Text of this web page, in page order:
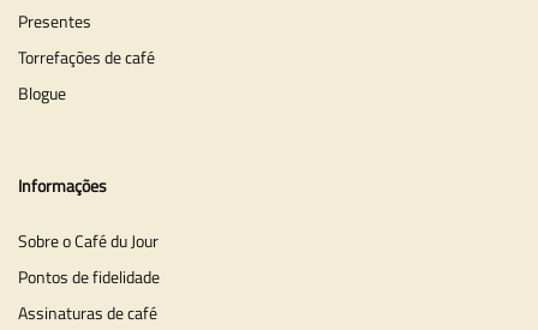
Presentes
Torrefações de café
Blogue
Informações
Sobre o Café du Jour
Pontos de fidelidade
Assinaturas de café